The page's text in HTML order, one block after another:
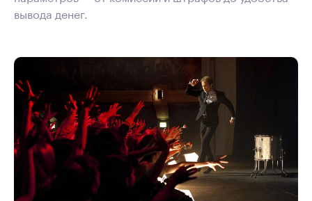
вывода денег.